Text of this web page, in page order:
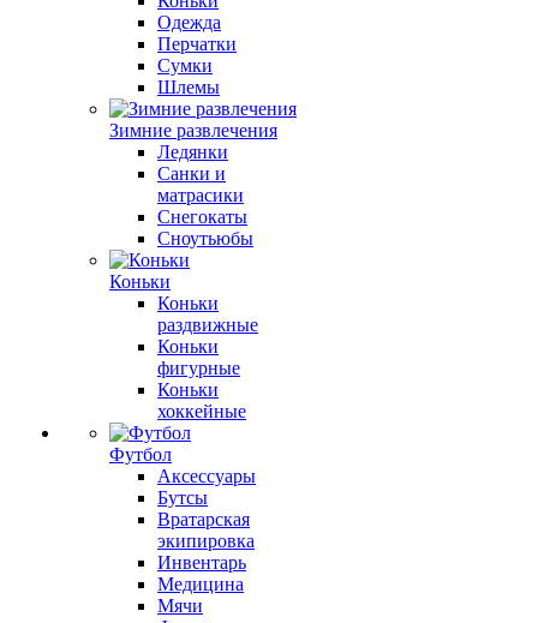
Одежда
Перчатки
Сумки
Шлемы
Зимние развлечения
Ледянки
Санки и
матрасики
Снегокаты
Сноутьюбы
Коньки
Коньки
раздвижные
Коньки
фигурные
Коньки
хоккейные
Футбол
Аксессуары
Бутсы
Вратарская
экипировка
Инвентарь
Медицина
Мячи